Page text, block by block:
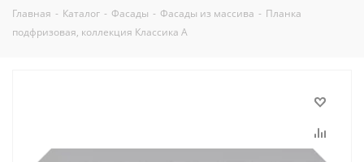
Главная - Каталог - Фасады - Фасады из массива - Планка
подфризовая, коллекция Классика А